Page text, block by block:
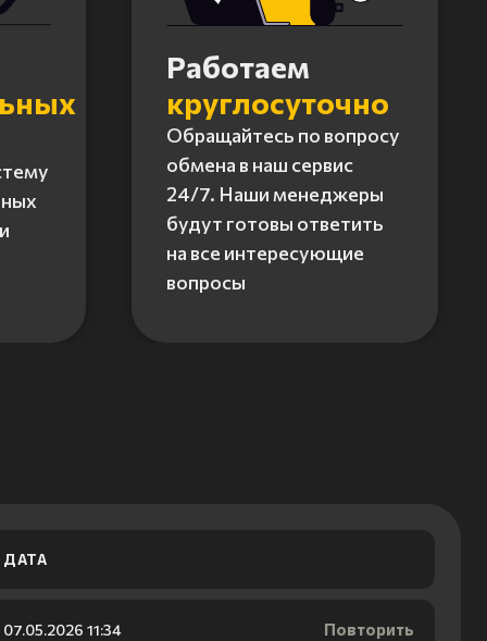
Работаем
круглосуточно
Обращайтесь по вопросу
обмена в наш сервис
24/7. Наши менеджеры
будут готовы ответить
на все интересующие
вопросы
ДАТА
07.05.2026 11:34 Повторить